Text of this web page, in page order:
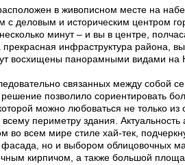
в живописном месте на
с деловым и историческим центром
минут – и вы в центре,
инфраструктура района,
восхищены панорамными видами на
связанных между собой
позволило сориентировать
можно любоваться не только из
периметру здания. Актуальность
во всем мире стиле хай-тек,
но и выбором облицовочных
кирпичом, а также большой